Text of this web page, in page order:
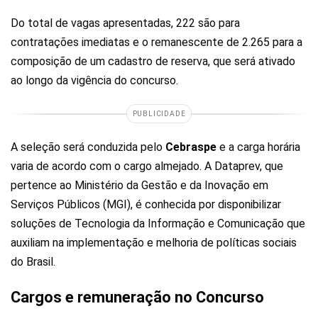
Do total de vagas apresentadas, 222 são para
contratações imediatas e o remanescente de 2.265 para a
composição de um cadastro de reserva, que será ativado
ao longo da vigência do concurso.
PUBLICIDADE
A seleção será conduzida pelo Cebraspe e a carga horária
varia de acordo com o cargo almejado. A Dataprev, que
pertence ao Ministério da Gestão e da Inovação em
Serviços Públicos (MGI), é conhecida por disponibilizar
soluções de Tecnologia da Informação e Comunicação que
auxiliam na implementação e melhoria de políticas sociais
do Brasil.
Cargos e remuneração no Concurso